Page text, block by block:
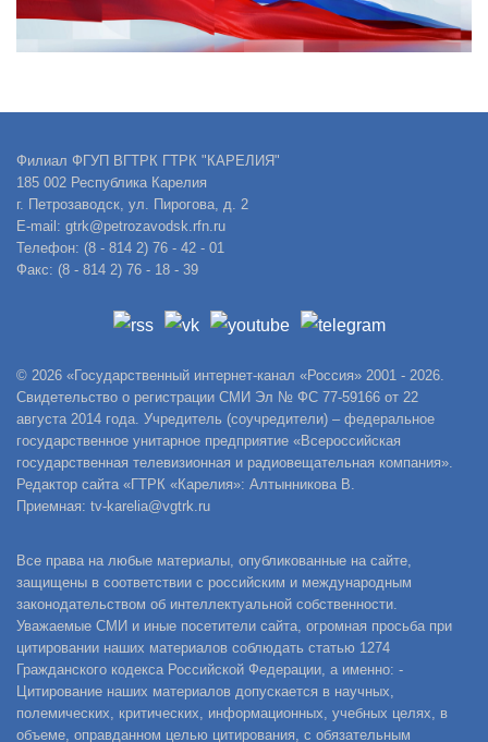
Филиал ФГУП ВГТРК ГТРК "КАРЕЛИЯ"
185 002 Республика Карелия
г. Петрозаводск, ул. Пирогова, д. 2
E-mail: gtrk@petrozavodsk.rfn.ru
Телефон: (8 - 814 2) 76 - 42 - 01
Факс: (8 - 814 2) 76 - 18 - 39
© 2026 «Государственный интернет-канал «Россия» 2001 - 2026.
Свидетельство о регистрации СМИ Эл № ФС 77-59166 от 22
августа 2014 года. Учредитель (соучредители) – федеральное
государственное унитарное предприятие «Всероссийская
государственная телевизионная и радиовещательная компания».
Редактор сайта «ГТРК «Карелия»: Алтынникова В.
Приемная: tv-karelia@vgtrk.ru
Все права на любые материалы, опубликованные на сайте,
защищены в соответствии с российским и международным
законодательством об интеллектуальной собственности.
Уважаемые СМИ и иные посетители сайта, огромная просьба при
цитировании наших материалов соблюдать статью 1274
Гражданского кодекса Российской Федерации, а именно: -
Цитирование наших материалов допускается в научных,
полемических, критических, информационных, учебных целях, в
объеме, оправданном целью цитирования, с обязательным